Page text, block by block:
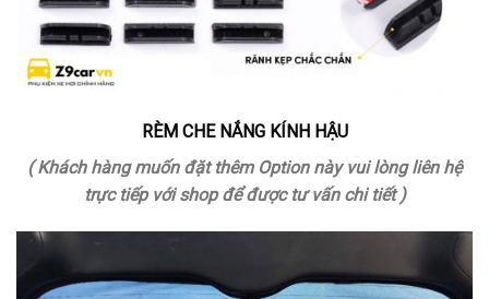
RÈM CHE NẮNG KÍNH HẬU
( Khách hàng muốn đặt thêm Option này vui lòng liên hệ
trực tiếp với shop để được tư vấn chi tiết )